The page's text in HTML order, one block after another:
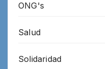
ONG's
Salud
Solidaridad